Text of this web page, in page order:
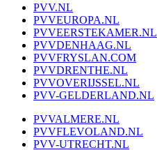
PVV.NL
PVVEUROPA.NL
PVVEERSTEKAMER.NL
PVVDENHAAG.NL
PVVFRYSLAN.COM
PVVDRENTHE.NL
PVVOVERIJSSEL.NL
PVV-GELDERLAND.NL
PVVALMERE.NL
PVVFLEVOLAND.NL
PVV-UTRECHT.NL